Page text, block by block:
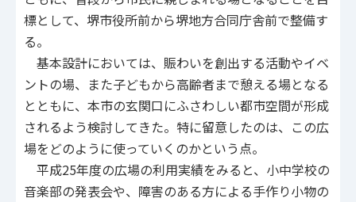
標として、堺市役所前から堺地方合同庁舎前で整備す
る。
基本設計においては、賑わいを創出する活動やイベ
ントの場、また子どもから高齢者まで憩える場となる
とともに、本市の玄関口にふさわしい都市空間が形成
されるよう検討してきた。特に留意したのは、この広
場をどのように使っていくのかという点。
平成25年度の広場の利用実績をみると、小中学校の
音楽部の発表会や、障害のある方による手作り小物の